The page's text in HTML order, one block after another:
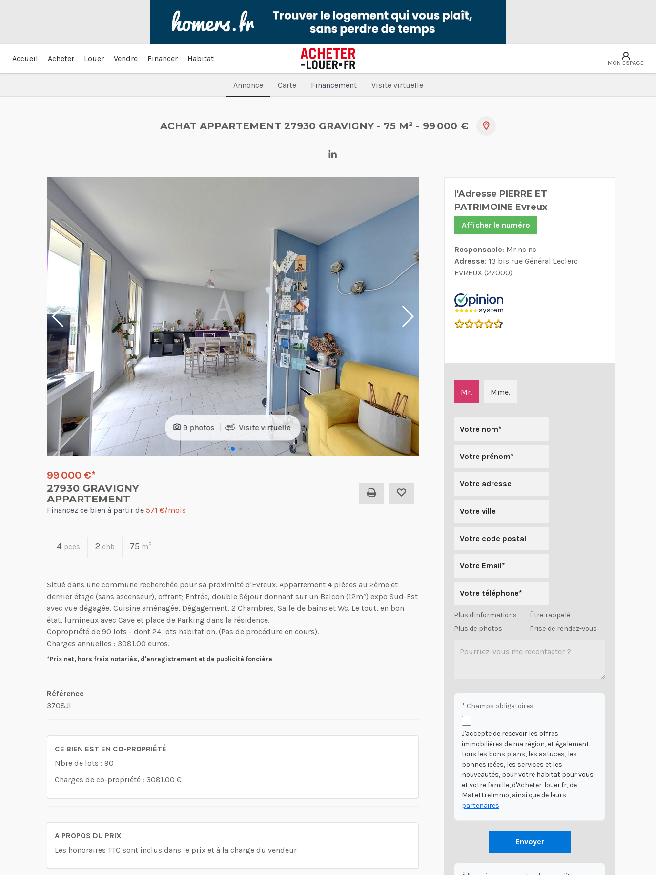
Accueil Acheter Louer Vendre Financer Habitat MON ESPACE
Annonce Carte Financement Visite virtuelle
ACHAT APPARTEMENT 27930 GRAVIGNY - 75 M² - 99 000 €
9 photos | Visite virtuelle
99 000 €*
27930 GRAVIGNY
APPARTEMENT
Financez ce bien à partir de 571 €/mois
4 pces 2 chb 75 m2
Situé dans une commune recherchée pour sa proximité d'Evreux. Appartement 4 pièces au 2ème et
dernier étage (sans ascenseur), offrant; Entrée, double Séjour donnant sur un Balcon (12m²) expo Sud-Est
avec vue dégagée, Cuisine aménagée, Dégagement, 2 Chambres, Salle de bains et Wc. Le tout, en bon
état, lumineux avec Cave et place de Parking dans la résidence.
Copropriété de 90 lots - dont 24 lots habitation. (Pas de procédure en cours).
Charges annuelles : 3081.00 euros.
*Prix net, hors frais notariés, d'enregistrement et de publicité foncière
Référence
3708JI
CE BIEN EST EN CO-PROPRIÉTÉ
Nbre de lots : 90
Charges de co-propriété : 3081.00 €
A PROPOS DU PRIX
Les honoraires TTC sont inclus dans le prix et à la charge du vendeur
l'Adresse PIERRE ET
PATRIMOINE Evreux
Afficher le numéro
Responsable: Mr nc nc
Adresse: 13 bis rue Général Leclerc
EVREUX (27000)
Mr. Mme.
Plus d'informations
Être rappelé
Plus de photos
Prise de rendez-vous
* Champs obligatoires
J'accepte de recevoir les offres
immobilières de ma région, et également
tous les bons plans, les astuces, les
bonnes idées, les services et les
nouveautés, pour votre habitat pour vous
et votre famille, d'Acheter-louer.fr, de
MaLettreImmo, ainsi que de leurs
partenaires
Envoyer